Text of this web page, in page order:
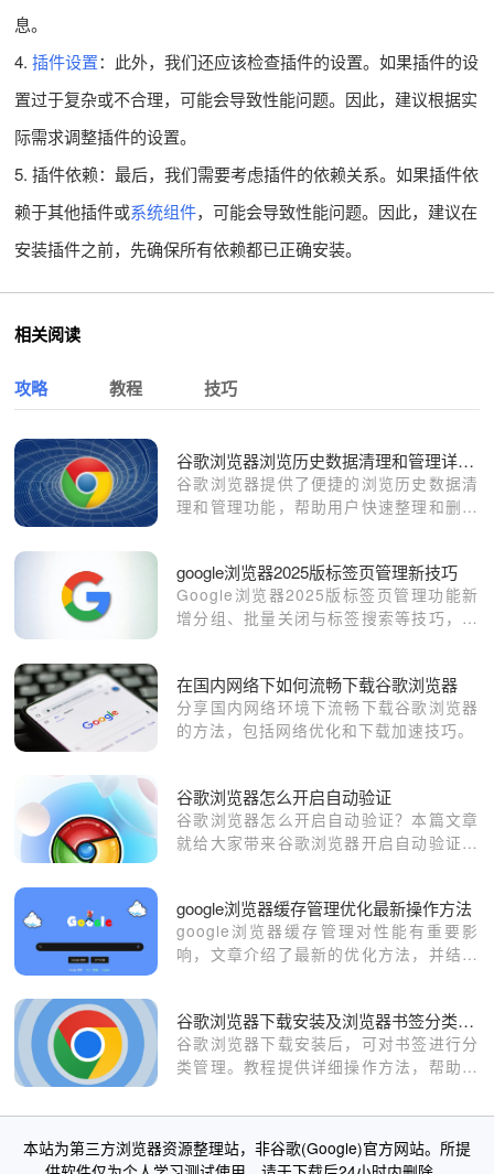
息。
4. 插件设置：此外，我们还应该检查插件的设置。如果插件的设
置过于复杂或不合理，可能会导致性能问题。因此，建议根据实
际需求调整插件的设置。
5. 插件依赖：最后，我们需要考虑插件的依赖关系。如果插件依
赖于其他插件或系统组件，可能会导致性能问题。因此，建议在
安装插件之前，先确保所有依赖都已正确安装。
相关阅读
攻略 教程 技巧
谷歌浏览器浏览历史数据清理和管理详细操作教程
谷歌浏览器提供了便捷的浏览历史数据清
理和管理功能，帮助用户快速整理和删除
google浏览器2025版标签页管理新技巧
Google浏览器2025版标签页管理功能新
增分组、批量关闭与标签搜索等技巧，显
在国内网络下如何流畅下载谷歌浏览器
分享国内网络环境下流畅下载谷歌浏览器
的方法，包括网络优化和下载加速技巧。
谷歌浏览器怎么开启自动验证
谷歌浏览器怎么开启自动验证？本篇文章
就给大家带来谷歌浏览器开启自动验证功
google浏览器缓存管理优化最新操作方法
google浏览器缓存管理对性能有重要影
响，文章介绍了最新的优化方法，并结合
谷歌浏览器下载安装及浏览器书签分类管理方法
谷歌浏览器下载安装后，可对书签进行分
类管理。教程提供详细操作方法，帮助用
本站为第三方浏览器资源整理站，非谷歌(Google)官方网站。所提